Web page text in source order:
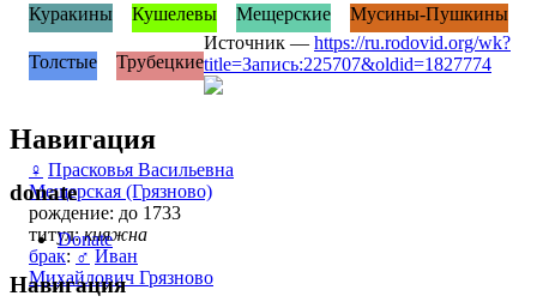
♀ Прасковья Васильевна
Мещерская (Грязново)
рождение: до 1733
титул:княжна
брак: ♂ Иван
Михайлович Грязново
Куракины Кушелевы Мещерские Мусины-Пушкины
Толстые Трубецкие
Источник — https://ru.rodovid.org/wk?
title=Запись:225707&oldid=1827774
Навигация
donate
Donate
Навигация